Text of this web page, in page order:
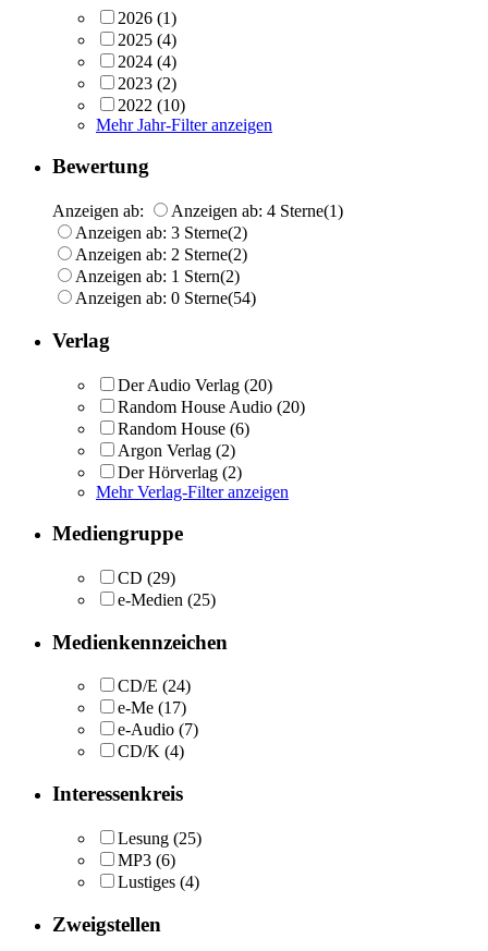
2026 (1)
2025 (4)
2024 (4)
2023 (2)
2022 (10)
Mehr Jahr-Filter anzeigen
Bewertung
Anzeigen ab: Anzeigen ab: 4 Sterne(1)
Anzeigen ab: 3 Sterne(2)
Anzeigen ab: 2 Sterne(2)
Anzeigen ab: 1 Stern(2)
Anzeigen ab: 0 Sterne(54)
Verlag
Der Audio Verlag (20)
Random House Audio (20)
Random House (6)
Argon Verlag (2)
Der Hörverlag (2)
Mehr Verlag-Filter anzeigen
Mediengruppe
CD (29)
e-Medien (25)
Medienkennzeichen
CD/E (24)
e-Me (17)
e-Audio (7)
CD/K (4)
Interessenkreis
Lesung (25)
MP3 (6)
Lustiges (4)
Zweigstellen